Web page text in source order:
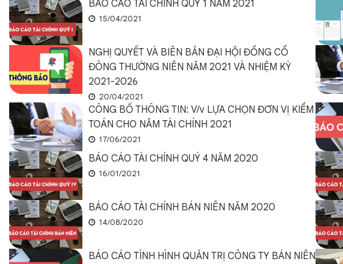
BÁO CÁO TÀI CHÍNH QUÝ 1 NĂM 2021
15/04/2021
NGHỊ QUYẾT VÀ BIÊN BẢN ĐẠI HỘI ĐỒNG CỔ
ĐÔNG THƯỜNG NIÊN NĂM 2021 VÀ NHIỆM KỲ
2021-2026
20/04/2021
CÔNG BỐ THÔNG TIN: V/v LỰA CHỌN ĐƠN VỊ KIỂM
TOÁN CHO NĂM TÀI CHÍNH 2021
17/06/2021
BÁO CÁO TÀI CHÍNH QUÝ 4 NĂM 2020
16/01/2021
BÁO CÁO TÀI CHÍNH BÁN NIÊN NĂM 2020
14/08/2020
BÁO CÁO TÌNH HÌNH QUẢN TRỊ CÔNG TY BÁN NIÊN